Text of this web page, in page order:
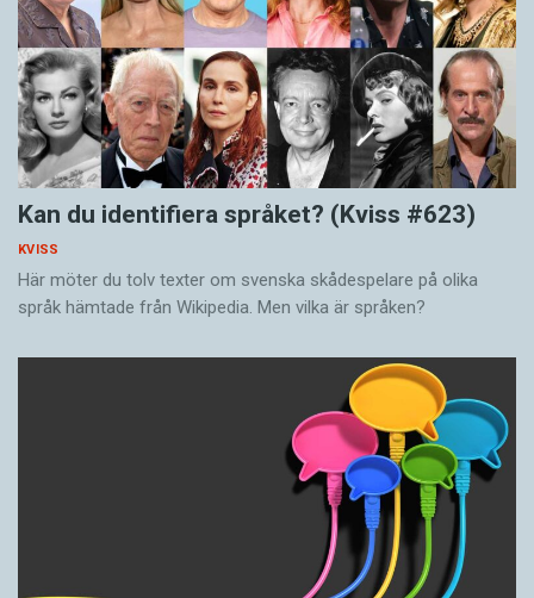
Kan du identifiera språket? (Kviss #623)
KVISS
Här möter du tolv texter om svenska skådespelare på olika
språk hämtade från Wikipedia. Men vilka är språken?